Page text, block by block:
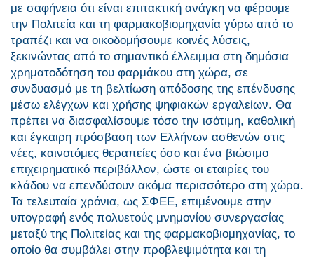
με σαφήνεια ότι είναι επιτακτική ανάγκη να φέρουμε
την Πολιτεία και τη φαρμακοβιομηχανία γύρω από το
τραπέζι και να οικοδομήσουμε κοινές λύσεις,
ξεκινώντας από το σημαντικό έλλειμμα στη δημόσια
χρηματοδότηση του φαρμάκου στη χώρα, σε
συνδυασμό με τη βελτίωση απόδοσης της επένδυσης
μέσω ελέγχων και χρήσης ψηφιακών εργαλείων. Θα
πρέπει να διασφαλίσουμε τόσο την ισότιμη, καθολική
και έγκαιρη πρόσβαση των Ελλήνων ασθενών στις
νέες, καινοτόμες θεραπείες όσο και ένα βιώσιμο
επιχειρηματικό περιβάλλον, ώστε οι εταιρίες του
κλάδου να επενδύσουν ακόμα περισσότερο στη χώρα.
Τα τελευταία χρόνια, ως ΣΦΕΕ, επιμένουμε στην
υπογραφή ενός πολυετούς μνημονίου συνεργασίας
μεταξύ της Πολιτείας και της φαρμακοβιομηχανίας, το
οποίο θα συμβάλει στην προβλεψιμότητα και τη